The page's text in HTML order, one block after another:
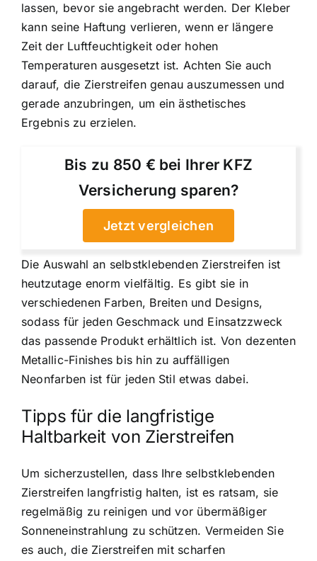
lassen, bevor sie angebracht werden. Der Kleber
kann seine Haftung verlieren, wenn er längere
Zeit der Luftfeuchtigkeit oder hohen
Temperaturen ausgesetzt ist. Achten Sie auch
darauf, die Zierstreifen genau auszumessen und
gerade anzubringen, um ein ästhetisches
Ergebnis zu erzielen.
Bis zu 850 € bei Ihrer KFZ
Versicherung sparen?
Jetzt vergleichen
Die Auswahl an selbstklebenden Zierstreifen ist
heutzutage enorm vielfältig. Es gibt sie in
verschiedenen Farben, Breiten und Designs,
sodass für jeden Geschmack und Einsatzzweck
das passende Produkt erhältlich ist. Von dezenten
Metallic-Finishes bis hin zu auffälligen
Neonfarben ist für jeden Stil etwas dabei.
Tipps für die langfristige
Haltbarkeit von Zierstreifen
Um sicherzustellen, dass Ihre selbstklebenden
Zierstreifen langfristig halten, ist es ratsam, sie
regelmäßig zu reinigen und vor übermäßiger
Sonneneinstrahlung zu schützen. Vermeiden Sie
es auch, die Zierstreifen mit scharfen